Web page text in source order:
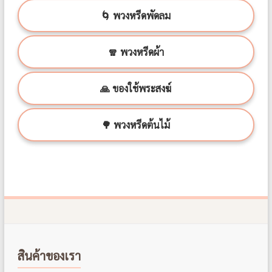
🌀 พวงหรีดพัดลม
🧣 พวงหรีดผ้า
🙏 ของใช้พระสงฆ์
🌳 พวงหรีดต้นไม้
สินค้าของเรา